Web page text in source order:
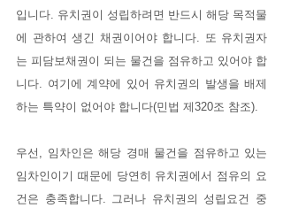
입니다. 유치권이 성립하려면 반드시 해당 목적물
에 관하여 생긴 채권이어야 합니다. 또 유치권자
는 피담보채권이 되는 물건을 점유하고 있어야 합
니다. 여기에 계약에 있어 유치권의 발생을 배제
하는 특약이 없어야 합니다(민법 제320조 참조).
우선, 임차인은 해당 경매 물건을 점유하고 있는
임차인이기 때문에 당연히 유치권에서 점유의 요
건은 충족합니다. 그러나 유치권의 성립요건 중